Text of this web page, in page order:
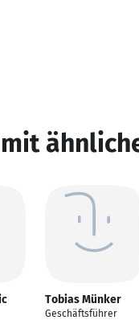
Tobias Münker
Geschäftsführer